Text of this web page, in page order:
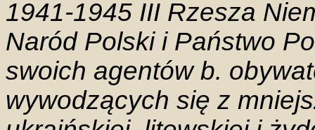
1941-1945 III Rzesza
Naród Polski i Państwo
swoich agentów b.
wywodzących się z